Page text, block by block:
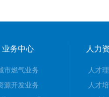
业务中心
市燃气业务
源开发业务
人力
人才
人才